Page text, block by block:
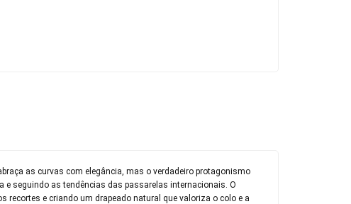
as curvas com elegância, mas o verdadeiro protagonismo
e seguindo as tendências das passarelas internacionais. O
e criando um drapeado natural que valoriza o colo e a